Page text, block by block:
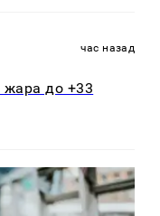
час назад
жара до +33